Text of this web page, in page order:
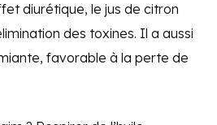
diurétique, le jus de citron
des toxines. Il a aussi
favorable à la perte de